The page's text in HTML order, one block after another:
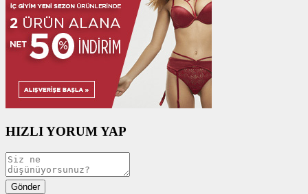
HIZLI YORUM YAP